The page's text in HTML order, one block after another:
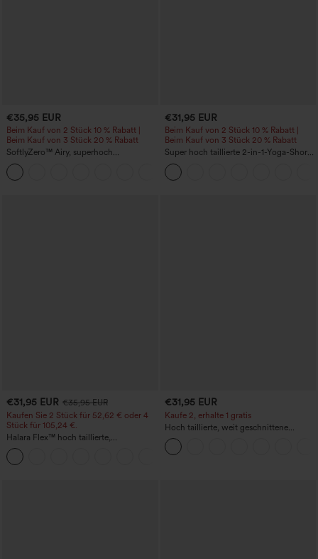
€35,95 EUR
Beim Kauf von 2 Stück 10 % Rabatt |
Beim Kauf von 3 Stück 20 % Rabatt
SoftlyZero™ Airy, superhoch
geschnittene 2-in-1 InstantCool Yoga-
Shorts 7" mit Taschen
€31,95 EUR
Beim Kauf von 2 Stück 10 % Rabatt |
Beim Kauf von 3 Stück 20 % Rabatt
Super hoch taillierte 2-in-1-Yoga-Shorts
mit Gesäßtasche und Seitentasche-
längere Länge
€31,95 EUR €35,95 EUR
Kaufen Sie 2 Stück für 52,62 € oder 4
Stück für 105,24 €.
Halara Flex™ hoch taillierte,
figurformende Arbeitshose, die die Taille
schmaler wirken lässt, mit Taschen,
weitem Bein und Mikro-Waffelstruktur
€31,95 EUR
Kaufe 2, erhalte 1 gratis
Hoch taillierte, weit geschnittene
Freizeithose aus Leinenmischung mit
Kordelzug und Taschen